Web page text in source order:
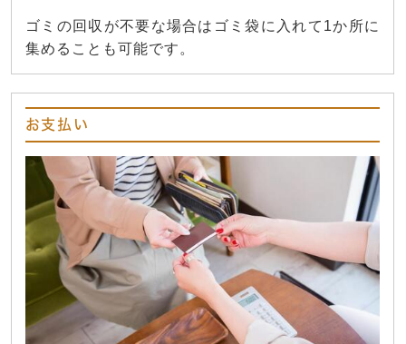
ゴミの回収が不要な場合はゴミ袋に入れて1か所に
集めることも可能です。
お支払い